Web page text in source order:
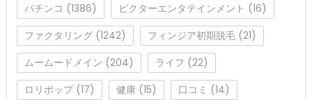
パチンコ (1386) ビクターエンタテインメント (16)
ファクタリング(1242) フィンジア初期脱毛(21)
ムームードメイン (204) ライフ (22)
ロリポップ(17) 健康(15) 口コミ (14)